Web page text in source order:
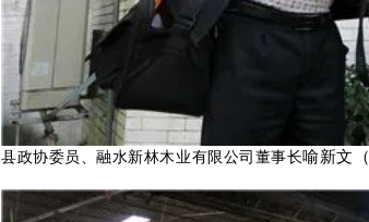
县政协委员、融水新林木业有限公司董事长喻新文（